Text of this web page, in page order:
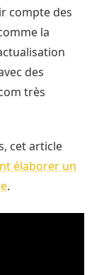
compte des
la
des
très
cet article
élaborer un
.